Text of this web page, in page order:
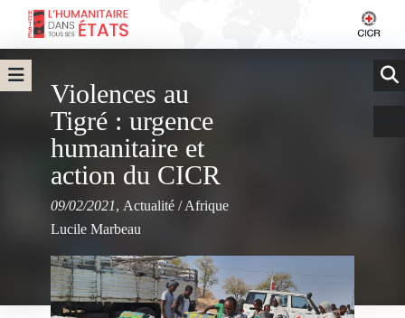
Violences au
Tigré : urgence
humanitaire et
action du CICR
09/02/2021, Actualité /Afrique
Lucile Marbeau